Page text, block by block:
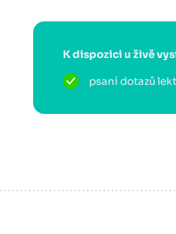
K dispozici u živě
psaní dotazů